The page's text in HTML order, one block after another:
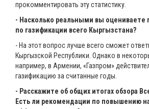
прокомментировать эту статистику.
- Насколько реальными вы оцениваете
по газификации всего Кыргызстана?
- На этот вопрос лучше всего сможет
Кыргызской Республики. Однако в
например, в Армении, «Газпром»
газификацию за считанные годы.
- Расскажите об общих итогах обзора
Есть ли рекомендации по повышению